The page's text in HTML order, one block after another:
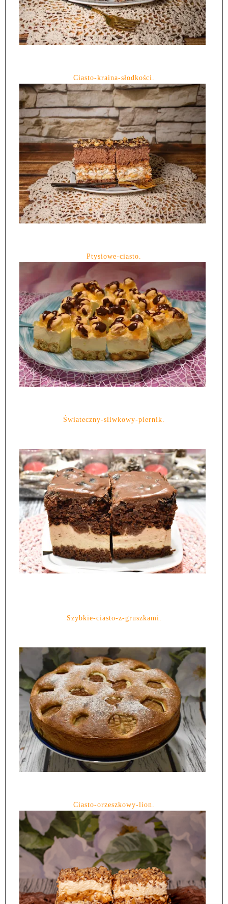
Ciasto-kraina-słodkości.
Ptysiowe-ciasto.
Świateczny-sliwkowy-piernik.
Szybkie-ciasto-z-gruszkami.
Ciasto-orzeszkowy-lion.